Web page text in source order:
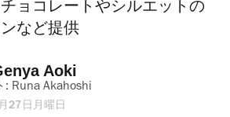
ョコレートやシルエットの
など提供
Aoki
: Runa Akahoshi
27日月曜日